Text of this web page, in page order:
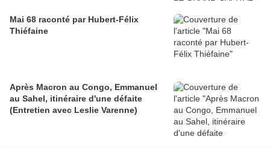
Mai 68 raconté par Hubert-Félix
Thiéfaine
Après Macron au Congo, Emmanuel
au Sahel, itinéraire d'une défaite
(Entretien avec Leslie Varenne)